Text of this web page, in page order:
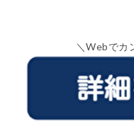
＼Webでカ